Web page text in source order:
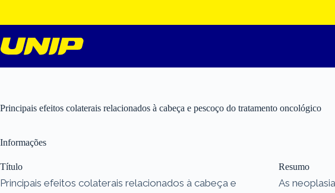
o
conteúdo
Principais efeitos colaterais relacionados à cabeça e pescoço do tratamento oncológico
Informações
Título
Principais efeitos colaterais relacionados à cabeça e
Resumo
As